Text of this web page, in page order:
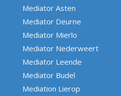
Mediator Asten
Mediator Deurne
Mediator Mierlo
Mediator Nederweert
Mediator Leende
Mediator Budel
Mediation Lierop